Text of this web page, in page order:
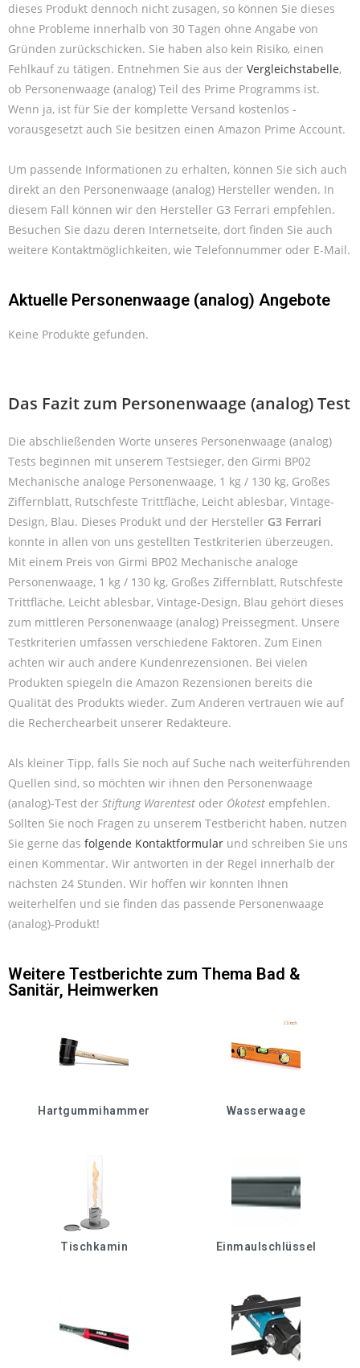
dieses Produkt dennoch nicht zusagen, so können Sie dieses
ohne Probleme innerhalb von 30 Tagen ohne Angabe von
Gründen zurückschicken. Sie haben also kein Risiko, einen
Fehlkauf zu tätigen. Entnehmen Sie aus der Vergleichstabelle,
ob Personenwaage (analog) Teil des Prime Programms ist.
Wenn ja, ist für Sie der komplette Versand kostenlos -
vorausgesetzt auch Sie besitzen einen Amazon Prime Account.
Um passende Informationen zu erhalten, können Sie sich auch
direkt an den Personenwaage (analog) Hersteller wenden. In
diesem Fall können wir den Hersteller G3 Ferrari empfehlen.
Besuchen Sie dazu deren Internetseite, dort finden Sie auch
weitere Kontaktmöglichkeiten, wie Telefonnummer oder E-Mail.
Aktuelle Personenwaage (analog) Angebote
Keine Produkte gefunden.
Das Fazit zum Personenwaage (analog) Test
Die abschließenden Worte unseres Personenwaage (analog)
Tests beginnen mit unserem Testsieger, den Girmi BP02
Mechanische analoge Personenwaage, 1 kg / 130 kg, Großes
Ziffernblatt, Rutschfeste Trittfläche, Leicht ablesbar, Vintage-
Design, Blau. Dieses Produkt und der Hersteller G3 Ferrari
konnte in allen von uns gestellten Testkriterien überzeugen.
Mit einem Preis von Girmi BP02 Mechanische analoge
Personenwaage, 1 kg / 130 kg, Großes Ziffernblatt, Rutschfeste
Trittfläche, Leicht ablesbar, Vintage-Design, Blau gehört dieses
zum mittleren Personenwaage (analog) Preissegment. Unsere
Testkriterien umfassen verschiedene Faktoren. Zum Einen
achten wir auch andere Kundenrezensionen. Bei vielen
Produkten spiegeln die Amazon Rezensionen bereits die
Qualität des Produkts wieder. Zum Anderen vertrauen wie auf
die Recherchearbeit unserer Redakteure.
Als kleiner Tipp, falls Sie noch auf Suche nach weiterführenden
Quellen sind, so möchten wir ihnen den Personenwaage
(analog)-Test der Stiftung Warentest oder Ökotest empfehlen.
Sollten Sie noch Fragen zu unserem Testbericht haben, nutzen
Sie gerne das folgende Kontaktformular und schreiben Sie uns
einen Kommentar. Wir antworten in der Regel innerhalb der
nächsten 24 Stunden. Wir hoffen wir konnten Ihnen
weiterhelfen und sie finden das passende Personenwaage
(analog)-Produkt!
Weitere Testberichte zum Thema Bad &
Sanitär, Heimwerken
Hartgummihammer Wasserwaage
Tischkamin Einmaulschlüssel